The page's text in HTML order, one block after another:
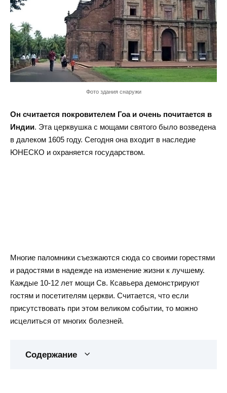
Фото здания снаружи
Он считается покровителем Гоа и очень почитается в
Индии. Эта церквушка с мощами святого было возведена
в далеком 1605 году. Сегодня она входит в наследие
ЮНЕСКО и охраняется государством.
Многие паломники съезжаются сюда со своими горестями
и радостями в надежде на изменение жизни к лучшему.
Каждые 10-12 лет мощи Св. Ксавьера демонстрируют
гостям и посетителям церкви. Считается, что если
присутствовать при этом великом событии, то можно
исцелиться от многих болезней.
Содержание